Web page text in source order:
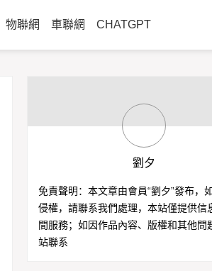
物聯網 車聯網 CHATGPT
劉夕
免責聲明：本文章由會員“劉夕”發布，
侵權，請聯系我們處理，本站僅提供信
間服務；如因作品內容、版權和其他問
站聯系